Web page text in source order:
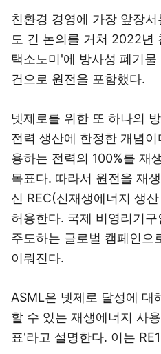
친환경 경영에 가장 앞장
도 긴 논의를 거쳐 2022년
택소노미'에 방사성 폐기
건으로 원전을 포함했다.
넷제로를 위한 또 하나의
전력 생산에 한정한 개념
용하는 전력의 100%를 재
목표다. 따라서 원전을 재
신 REC(신재생에너지 생
허용한다. 국제 비영리기
주도하는 글로벌 캠페인으
이뤄진다.
ASML은 넷제로 달성에 대
할 수 있는 재생에너지 사
표'라고 설명한다. 이는